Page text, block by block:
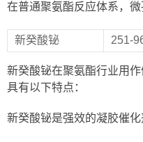
在普通聚氨酯反应体系，
新癸酸铋 251-
新癸酸铋在聚氨酯行业用
具有以下特点：
新癸酸铋是强效的凝胶催化